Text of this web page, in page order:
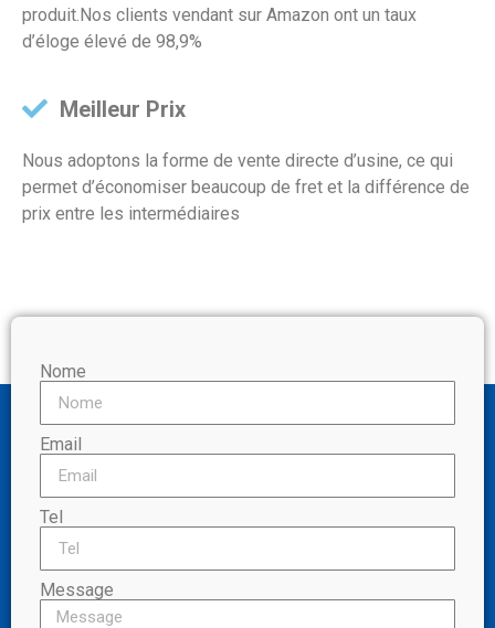
produit.Nos clients vendant sur Amazon ont un taux
d’éloge élevé de 98,9%
Meilleur Prix
Nous adoptons la forme de vente directe d’usine, ce qui
permet d’économiser beaucoup de fret et la différence de
prix entre les intermédiaires
Nome
Email
Tel
Message